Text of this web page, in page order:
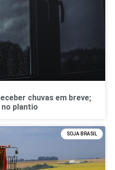
chuvas em breve;
plantio
SOJA BRASIL